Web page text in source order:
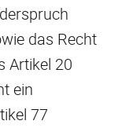
das Recht
Artikel 20
ein
77